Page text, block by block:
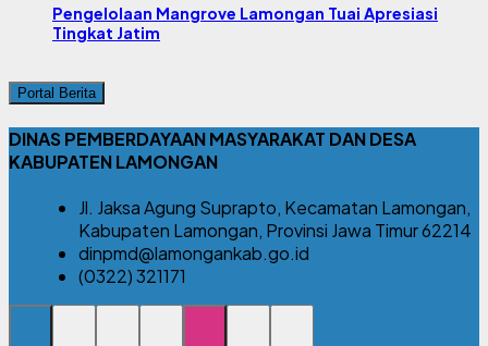
Pengelolaan Mangrove Lamongan Tuai Apresiasi
Tingkat Jatim
Portal Berita
DINAS PEMBERDAYAAN MASYARAKAT DAN DESA
KABUPATEN LAMONGAN
Jl. Jaksa Agung Suprapto, Kecamatan Lamongan,
Kabupaten Lamongan, Provinsi Jawa Timur 62214
dinpmd@lamongankab.go.id
(0322) 321171